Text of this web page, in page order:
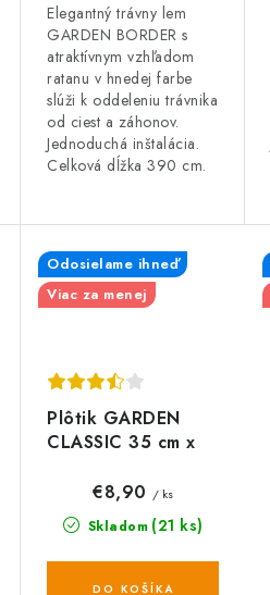
Elegantný trávny lem
GARDEN BORDER s
atraktívnym vzhľadom
ratanu v hnedej farbe
slúži k oddeleniu trávnika
od ciest a záhonov.
Jednoduchá inštalácia.
Celková dĺžka 390 cm.
Plôtik GARDEN
CLASSIC 35 cm x
Odosielame ihneď
Viac za menej
Skladom (21 ks)
€8,90 / ks
DO KOŠÍKA